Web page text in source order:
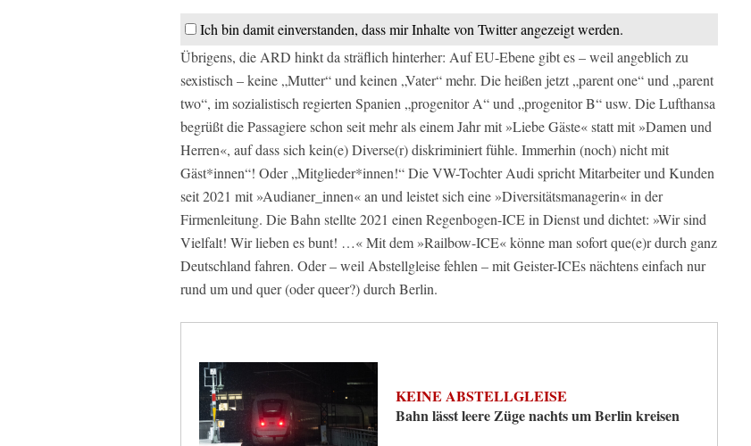
Ich bin damit einverstanden, dass mir Inhalte von Twitter angezeigt werden.
Übrigens, die ARD hinkt da sträflich hinterher: Auf EU-Ebene gibt es – weil angeblich zu
sexistisch – keine „Mutter“ und keinen „Vater“ mehr. Die heißen jetzt „parent one“ und „parent
two“, im sozialistisch regierten Spanien „progenitor A“ und „progenitor B“ usw. Die Lufthansa
begrüßt die Passagiere schon seit mehr als einem Jahr mit »Liebe Gäste« statt mit »Damen und
Herren«, auf dass sich kein(e) Diverse(r) diskriminiert fühle. Immerhin (noch) nicht mit
Gäst*innen“! Oder „Mitglieder*innen!“ Die VW-Tochter Audi spricht Mitarbeiter und Kunden
seit 2021 mit »Audianer_innen« an und leistet sich eine »Diversitätsmanagerin« in der
Firmenleitung. Die Bahn stellte 2021 einen Regenbogen-ICE in Dienst und dichtet: »Wir sind
Vielfalt! Wir lieben es bunt! …« Mit dem »Railbow-ICE« könne man sofort que(e)r durch ganz
Deutschland fahren. Oder – weil Abstellgleise fehlen – mit Geister-ICEs nächtens einfach nur
rund um und quer (oder queer?) durch Berlin.
KEINE ABSTELLGLEISE
Bahn lässt leere Züge nachts um Berlin kreisen